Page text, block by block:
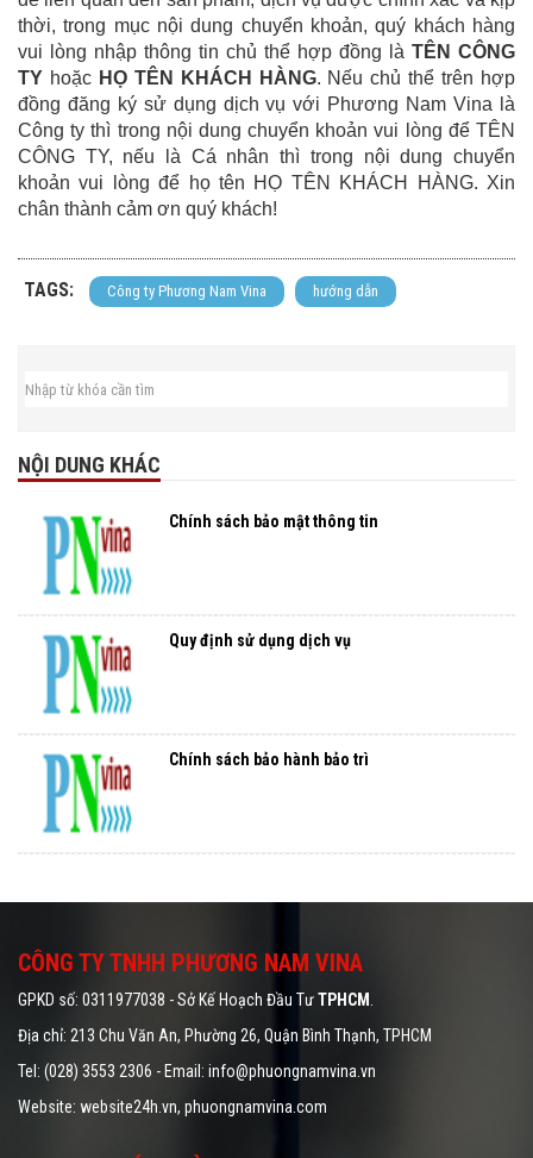
thời, trong mục nội dung chuyển khoản, quý khách hàng
vui lòng nhập thông tin chủ thể hợp đồng là TÊN CÔNG
TY hoặc HỌ TÊN KHÁCH HÀNG. Nếu chủ thể trên hợp
đồng đăng ký sử dụng dịch vụ với Phương Nam Vina là
Công ty thì trong nội dung chuyển khoản vui lòng để TÊN
CÔNG TY, nếu là Cá nhân thì trong nội dung chuyển
khoản vui lòng để họ tên HỌ TÊN KHÁCH HÀNG. Xin
chân thành cảm ơn quý khách!
TAGS: Công ty Phương Nam Vina hướng dẫn
NỘI DUNG KHÁC
Chính sách bảo mật thông tin
Quy định sử dụng dịch vụ
Chính sách bảo hành bảo trì
CÔNG TY TNHH PHƯƠNG NAM VINA
GPKD số: 0311977038 - Sở Kế Hoạch Đầu TưTPHCM
Địa chỉ: 213 Chu Văn An, Phường 26, Quận Bình Thạnh, TPHCM
Tel: (028) 3553 2306 - Email: info@phuongnamvina.vn
Website: website24h.vn, phuongnamvina.com